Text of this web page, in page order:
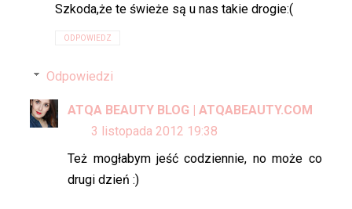
Szkoda,że te świeże są u nas takie drogie:(
ODPOWIEDZ
Odpowiedzi
ATQA BEAUTY BLOG | ATQABEAUTY.COM
3 listopada 2012 19:38
Też mogłabym jeść codziennie, no może co
drugi dzień :)